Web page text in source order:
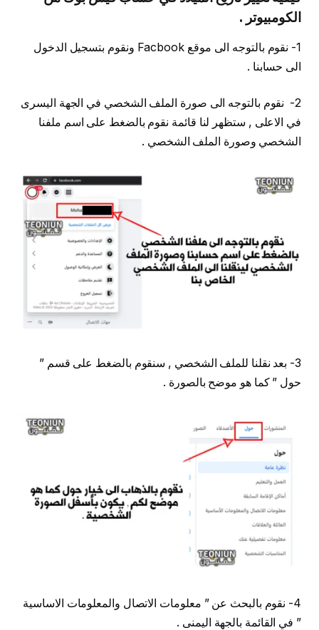
الكومبيوتر .
1- نقوم بالتوجه الى موقع Facbook ونقوم بتسجيل الدخول
الى حسابنا .
2- نقوم بالتوجه الى صورة الملف الشخصي في الجهة اليسرى
في الاعلى , ستظهر لنا قائمة نقوم بالضغط على اسم ملفنا
الشخصي وصورة الملف الشخصي .
3- بعد نقلنا للملف الشخصي , سنقوم بالضغط على قسم ”
حول ” كما هو موضح بالصورة .
4- نقوم بالبحث عن ” معلومات الاتصال والمعلومات الاساسية
” في القائمة بالجهة اليمنى .